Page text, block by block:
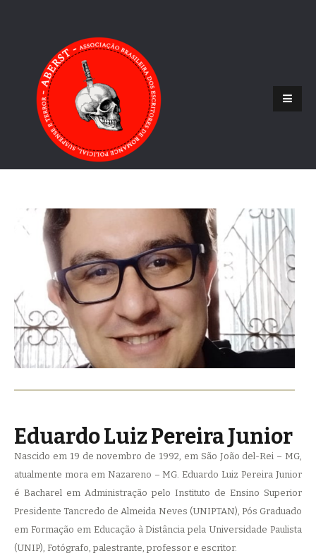
Eduardo Luiz Pereira Junior
Nascido em 19 de novembro de 1992, em São João del-Rei – MG,
atualmente mora em Nazareno – MG. Eduardo Luiz Pereira Junior
é Bacharel em Administração pelo Instituto de Ensino Superior
Presidente Tancredo de Almeida Neves (UNIPTAN), Pós Graduado
em Formação em Educação à Distância pela Universidade Paulista
(UNIP), Fotógrafo, palestrante, professor e escritor.